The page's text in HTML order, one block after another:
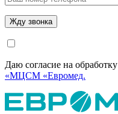
Даю согласие на обработку
«МЦСМ «Евромед.